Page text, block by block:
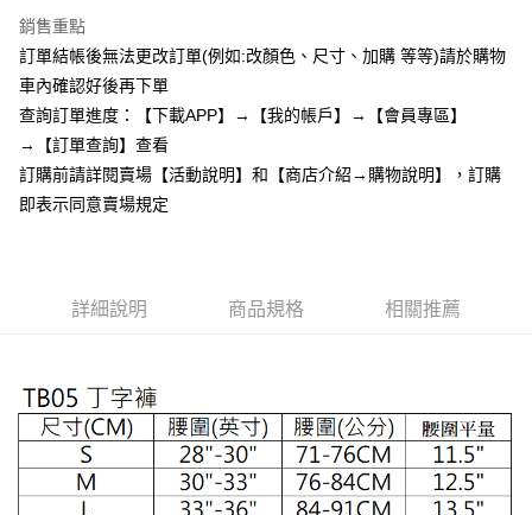
元大商業銀行
台新國際商業銀行
中國信託商業銀行
台灣樂天信用卡公司
聯邦商業銀行
元大商業銀行
永豐商業銀行
玉山商業銀行
台灣樂天信用卡公司
匯豐（台灣）商業銀行
聯邦商業銀行
遠東國際商業銀行
元大商業銀行
玉山商業銀行
星展（台灣）商業銀行
台新國際商業銀行
兆豐國際商業銀行
台中商業銀行
匯豐（台灣）商業銀行
華泰商業銀行
聯邦商業銀行
遠東國際商業銀行
永豐商業銀行
玉山商業銀行
星展（台灣）商業銀行
中國信託商業銀行
台灣樂天信用卡公司
Apple Pay
街口支付
悠遊付
AFTEE先享後付
相關說明
２．便利：只要手機號碼，簡訊認證，即可結帳。
１．於結帳方式選擇「AFTEE先享後付」後，將跳轉至「AFTEE先享後付」
結帳頁面，進行簡訊認證並確認金額後，即可完成結帳。
２．訂單成立數日內，您將收到繳費通知簡訊。
３．收到繳費通知簡訊後14天內，點擊此簡訊中的連結，可透過四大超商／
ATM／網路銀行／等多元方式進行付款，方視為交易完成。
※ 請注意：結帳手續完成當下不需立刻繳費，但若您需要取消訂單，請聯絡
運送方式
付款後全家取貨
每筆NT$65，滿NT$1,000(含以上)免運費
7-11取貨付款
銷售重點
訂單結帳後無法更改訂單(例如:改顏色、尺寸、加購 等等)請於購物
車內確認好後再下單
查詢訂單進度：【下載APP】→【我的帳戶】→【會員專區】
→【訂單查詢】查看
訂購前請詳閱賣場【活動說明】和【商店介紹→購物說明】，訂購
即表示同意賣場規定
詳細說明 商品規格 相關推薦